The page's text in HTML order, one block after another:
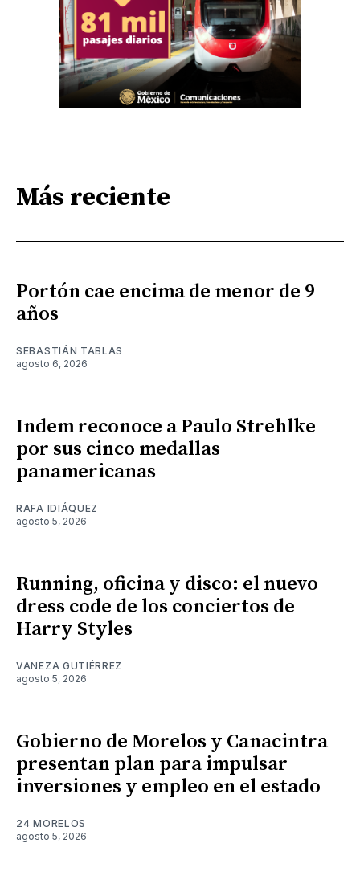
Más reciente
Portón cae encima de menor de 9
años
SEBASTIÁN TABLAS
agosto 6, 2026
Indem reconoce a Paulo Strehlke
por sus cinco medallas
panamericanas
RAFA IDIÁQUEZ
agosto 5, 2026
Running, oficina y disco: el nuevo
dress code de los conciertos de
Harry Styles
VANEZA GUTIÉRREZ
agosto 5, 2026
Gobierno de Morelos y Canacintra
presentan plan para impulsar
inversiones y empleo en el estado
24 MORELOS
agosto 5, 2026